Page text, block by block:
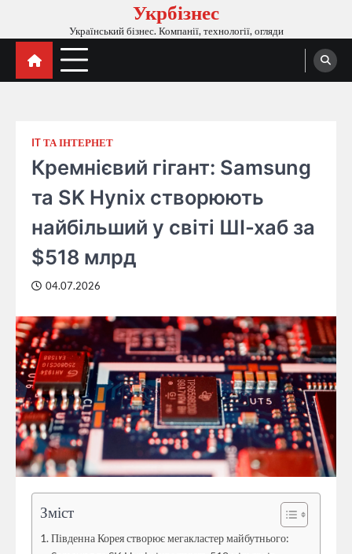
вмісту
Укрбізнес
Український бізнес. Компанії, технології, огляди
IT ТА ІНТЕРНЕТ
Кремнієвий гігант: Samsung
та SK Hynix створюють
найбільший у світі ШІ-хаб за
$518 млрд
04.07.2026
Зміст
Південна Корея створює мегакластер майбутнього: